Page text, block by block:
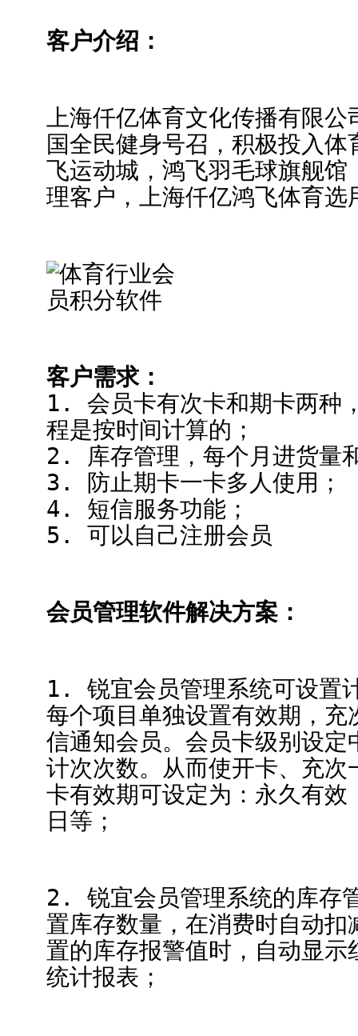
客户介绍：
上海仟亿体育文化传播有限
国全民健身号召，积极投入
飞运动城，鸿飞羽毛球旗舰
理客户，上海仟亿鸿飞体育
客户需求：
1. 会员卡有次卡和期卡两种
程是按时间计算的；
2. 库存管理，每个月进货量
3. 防止期卡一卡多人使用；
4. 短信服务功能；
5. 可以自己注册会员
会员管理软件解决方案：
1. 锐宜会员管理系统可设置
每个项目单独设置有效期，
信通知会员。会员卡级别设
计次次数。从而使开卡、充
卡有效期可设定为：永久有效
日等；
2. 锐宜会员管理系统的库存
置库存数量，在消费时自动
置的库存报警值时，自动显
统计报表；